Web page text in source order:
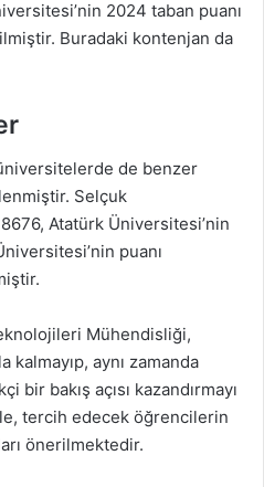
2024 taban puanı
Buradaki kontenjan da
de benzer
Selçuk
Atatürk Üniversitesi’nin
puanı
Mühendisliği,
aynı zamanda
bir bakış açısı kazandırmayı
tercih edecek öğrencilerin
önerilmektedir.